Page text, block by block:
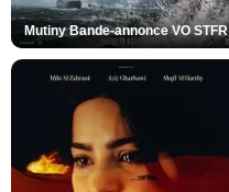
Mutiny Bande-annonce VO STFR